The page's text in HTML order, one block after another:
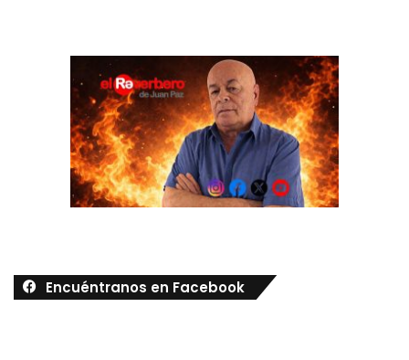
Encuéntranos en Facebook